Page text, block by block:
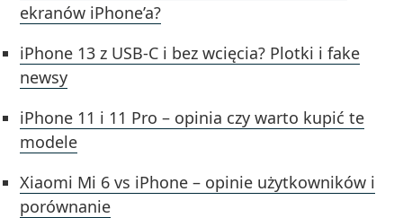
ekranów iPhone’a?
iPhone 13 z USB-C i bez wcięcia? Plotki i fake
newsy
iPhone 11 i 11 Pro – opinia czy warto kupić te
modele
Xiaomi Mi 6 vs iPhone – opinie użytkowników i
porównanie